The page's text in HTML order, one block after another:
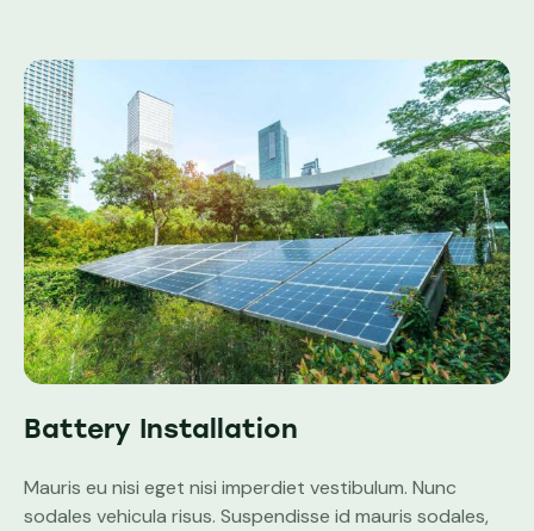
Battery Installation
Mauris eu nisi eget nisi imperdiet vestibulum. Nunc
sodales vehicula risus. Suspendisse id mauris sodales,